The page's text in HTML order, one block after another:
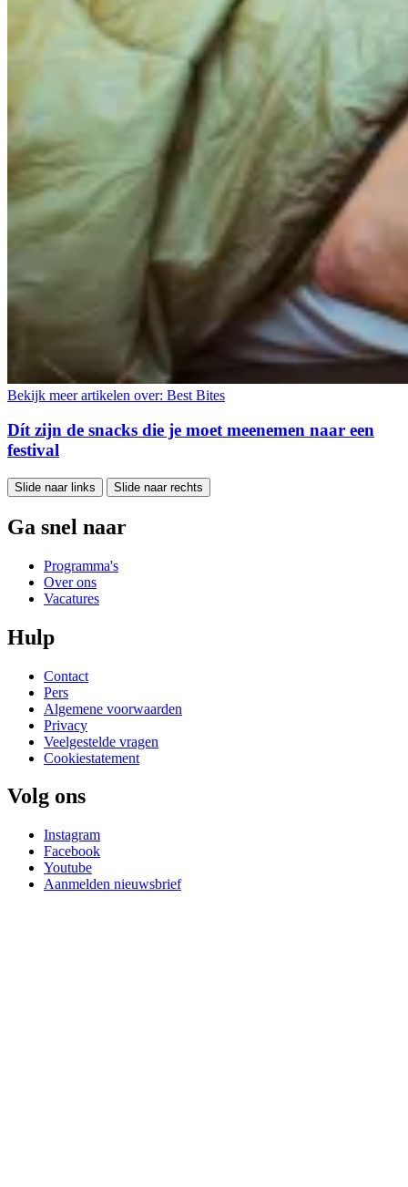
Bekijk meer artikelen over: Best Bites
Dít zijn de snacks die je moet meenemen naar een
festival
Slide naar links Slide naar rechts
Ga snel naar
Programma's
Over ons
Vacatures
Hulp
Contact
Pers
Algemene voorwaarden
Privacy
Veelgestelde vragen
Cookiestatement
Volg ons
Instagram
Facebook
Youtube
Aanmelden nieuwsbrief